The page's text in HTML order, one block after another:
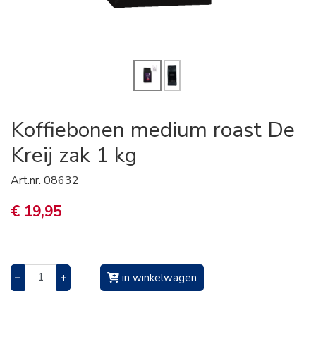
Koffiebonen medium roast De
Kreij zak 1 kg
Art.nr. 08632
€ 19,95
– + in winkelwagen